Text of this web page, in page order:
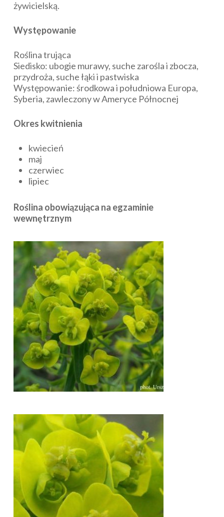
żywicielską.
Występowanie
Roślina trująca
Siedisko: ubogie murawy, suche zarośla i zbocza,
przydroża, suche łąki i pastwiska
Występowanie: środkowa i południowa Europa,
Syberia, zawleczony w Ameryce Północnej
Okres kwitnienia
kwiecień
maj
czerwiec
lipiec
Roślina obowiązująca na egzaminie
wewnętrznym